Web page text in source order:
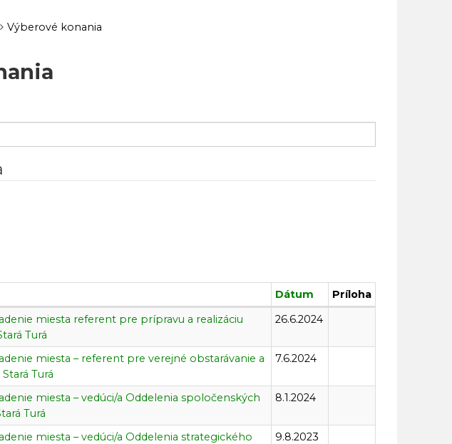
Výberové konania
Dátum
Príloha
miesta referent pre prípravu a realizáciu
Turá
26.6.2024
miesta – referent pre verejné obstarávanie a
Turá
7.6.2024
miesta – vedúci/a Oddelenia spoločenských
Turá
8.1.2024
miesta – vedúci/a Oddelenia strategického
9.8.2023